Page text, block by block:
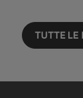
TUTTE LE